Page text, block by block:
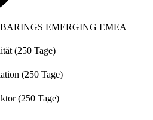
EMERGING EMEA
(250 Tage)
(250 Tage)
(250 Tage)